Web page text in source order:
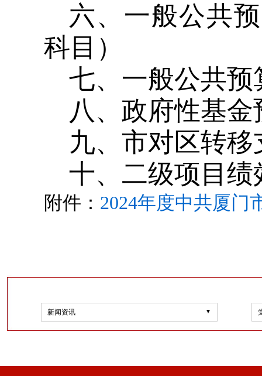
六、一般公共
科目）
七、一般公共预
八、政府性基
九、市对区转
十、二级项目
附件： 2024年度中共厦门
新闻资讯